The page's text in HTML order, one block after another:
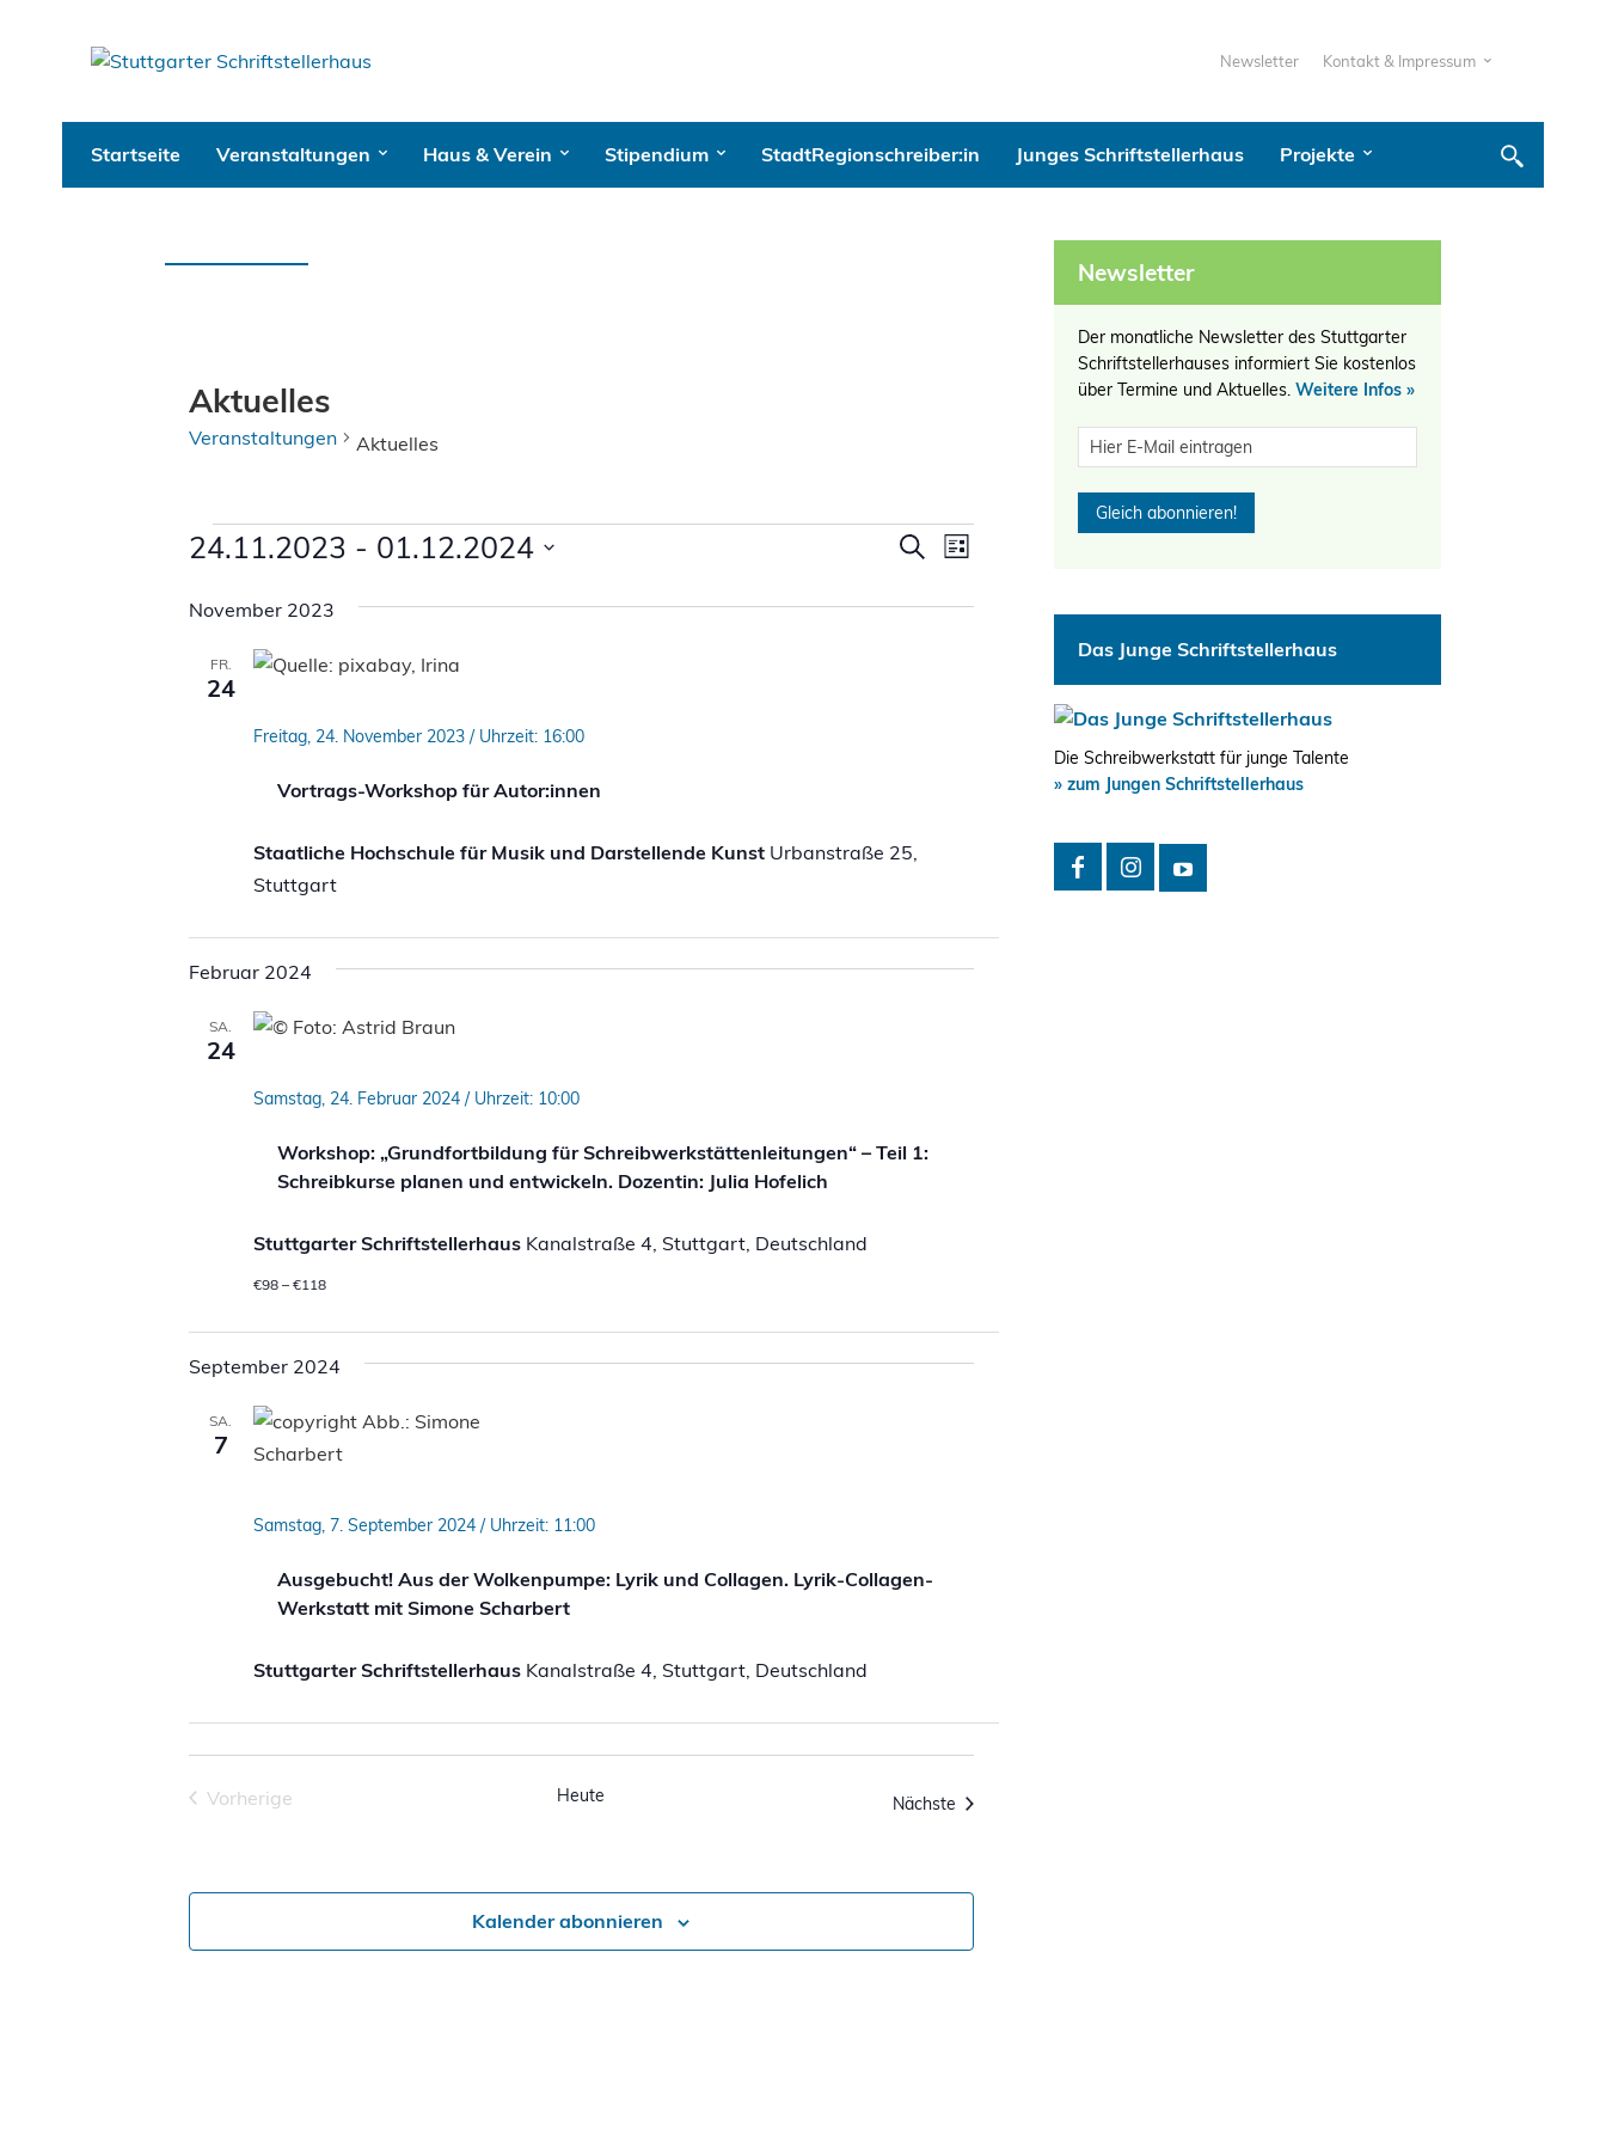
Newsletter Kontakt & Impressum
Startseite Veranstaltungen Haus & Verein Stipendium StadtRegionschreiber:in Junges Schriftstellerhaus Projekte
Aktuelles
Veranstaltungen Aktuelles
Veranstaltungen
Veranstaltungen
Ansichten,
Navigation
SucheVeranstaltung
Navigation
Liste
24.11.2023 - 01.12.2024
wählen.
November 2023
FR.
24
Vortrags-Workshop für Autor:innen
Freitag, 24. November 2023 / Uhrzeit: 16:00
Staatliche Hochschule für Musik und Darstellende Kunst Urbanstraße 25,
Stuttgart
Februar 2024
SA.
24
Workshop: „Grundfortbildung für Schreibwerkstättenleitungen“ – Teil 1:
Schreibkurse planen und entwickeln. Dozentin: Julia Hofelich
Samstag, 24. Februar 2024 / Uhrzeit: 10:00
Stuttgarter Schriftstellerhaus Kanalstraße 4, Stuttgart, Deutschland
€98 – €118
September 2024
SA.
7
Ausgebucht! Aus der Wolkenpumpe: Lyrik und Collagen. Lyrik-Collagen-
Werkstatt mit Simone Scharbert
Samstag, 7. September 2024 / Uhrzeit: 11:00
Stuttgarter Schriftstellerhaus Kanalstraße 4, Stuttgart, Deutschland
Vorherige
Heute NächsteVeranstaltungen
Kalender abonnieren
Newsletter
Der monatliche Newsletter des Stuttgarter
Schriftstellerhauses informiert Sie kostenlos
über Termine und Aktuelles. Weitere Infos »
Das Junge Schriftstellerhaus
Die Schreibwerkstatt für junge Talente
» zum Jungen Schriftstellerhaus